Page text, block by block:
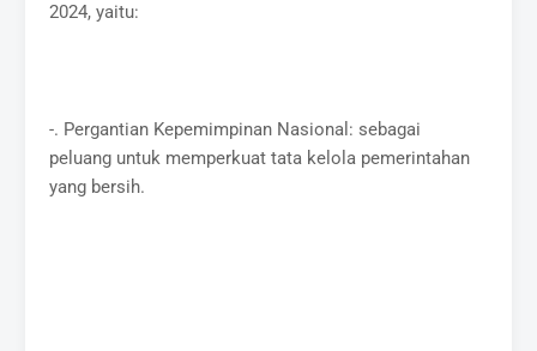
2024, yaitu:
-. Pergantian Kepemimpinan Nasional: sebagai
peluang untuk memperkuat tata kelola pemerintahan
yang bersih.